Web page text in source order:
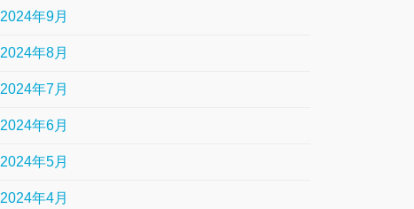
2024年9月
2024年8月
2024年7月
2024年6月
2024年5月
2024年4月